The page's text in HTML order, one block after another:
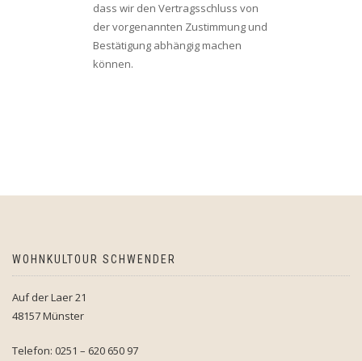
dass wir den Vertragsschluss von
der vorgenannten Zustimmung und
Bestätigung abhängig machen
können.
WOHNKULTOUR SCHWENDER
Auf der Laer 21
48157 Münster
Telefon: 0251 – 620 650 97